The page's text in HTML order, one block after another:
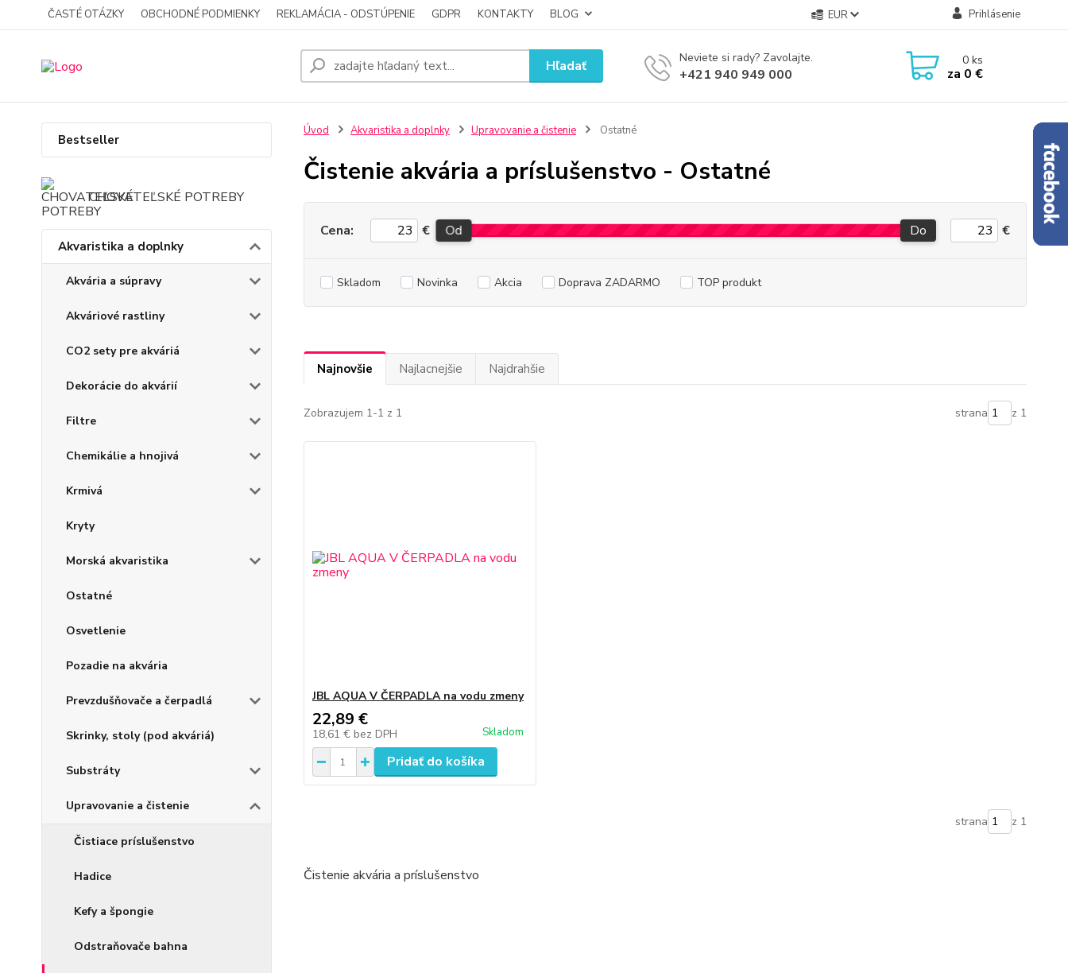
ČASTÉ OTÁZKY OBCHODNÉ PODMIENKY REKLAMÁCIA - ODSTÚPENIE GDPR KONTAKTY BLOG EUR Prihlásenie
Hľadať Neviete si rady? Zavolajte.
+421 940 949 000
0ks
za 0 €
Bestseller
CHOVATEĽSKÉ POTREBY
Akvaristika a doplnky
Akvária a súpravy
Akváriové rastliny
CO2 sety pre akváriá
Dekorácie do akvárií
Filtre
Chemikálie a hnojivá
Krmivá
Kryty
Morská akvaristika
Ostatné
Osvetlenie
Pozadie na akvária
Prevzdušňovače a čerpadlá
Skrinky, stoly (pod akváriá)
Substráty
Upravovanie a čistenie
Čistiace príslušenstvo
Hadice
Kefy a špongie
Odstraňovače bahna
Úvod Akvaristika a doplnky Upravovanie a čistenie Ostatné
Čistenie akvária a príslušenstvo - Ostatné
Cena: € Od Do €
Skladom Novinka Akcia Doprava ZADARMO TOP produkt
Najnovšie Najlacnejšie Najdrahšie
Zobrazujem 1-1 z 1 strana z 1
JBL AQUA V ČERPADLA na vodu zmeny
22,89 €
18,61 € bez DPH Skladom
Pridať do košíka
strana z 1
Čistenie akvária a príslušenstvo